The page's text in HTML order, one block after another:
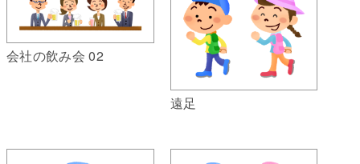
会社の飲み会 02
遠足